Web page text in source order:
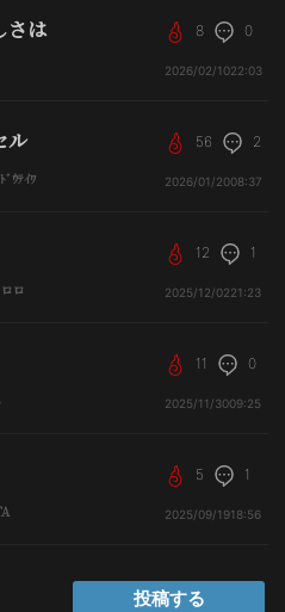
さは 8 0
2026/02/1022:03
ル
ﾞｳﾃｲﾜ
56 2
2026/01/2008:37
ロ
12 1
2025/12/0221:23
11 0
2025/11/3009:25
5 1
2025/09/1918:56
投稿する